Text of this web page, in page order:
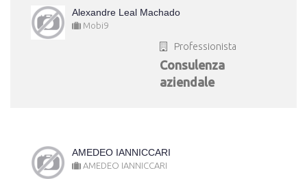
Alexandre Leal Machado
Mobi9
Professionista
Consulenza
aziendale
AMEDEO IANNICCARI
AMEDEO IANNICCARI